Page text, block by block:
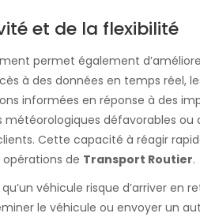
et de la flexibilité
permet également
à des données en temps réel,
informées en réponse à des
défavorables ou
Cette capacité à réagir
de Transport Routier.
véhicule risque d’arriver en
le véhicule ou envoyer un